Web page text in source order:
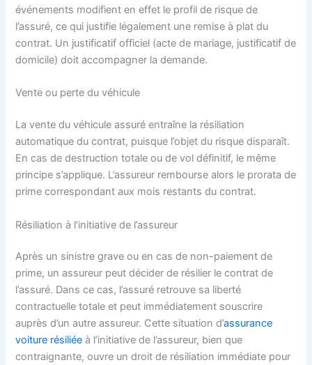
événements modifient en effet le profil de risque de
l’assuré, ce qui justifie légalement une remise à plat du
contrat. Un justificatif officiel (acte de mariage, justificatif de
domicile) doit accompagner la demande.
Vente ou perte du véhicule
La vente du véhicule assuré entraîne la résiliation
automatique du contrat, puisque l’objet du risque disparaît.
En cas de destruction totale ou de vol définitif, le même
principe s’applique. L’assureur rembourse alors le prorata de
prime correspondant aux mois restants du contrat.
Résiliation à l’initiative de l’assureur
Après un sinistre grave ou en cas de non-paiement de
prime, un assureur peut décider de résilier le contrat de
l’assuré. Dans ce cas, l’assuré retrouve sa liberté
contractuelle totale et peut immédiatement souscrire
auprès d’un autre assureur. Cette situation d’assurance
voiture résiliée à l’initiative de l’assureur, bien que
contraignante, ouvre un droit de résiliation immédiate pour